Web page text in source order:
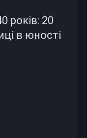
років: 20
в юності